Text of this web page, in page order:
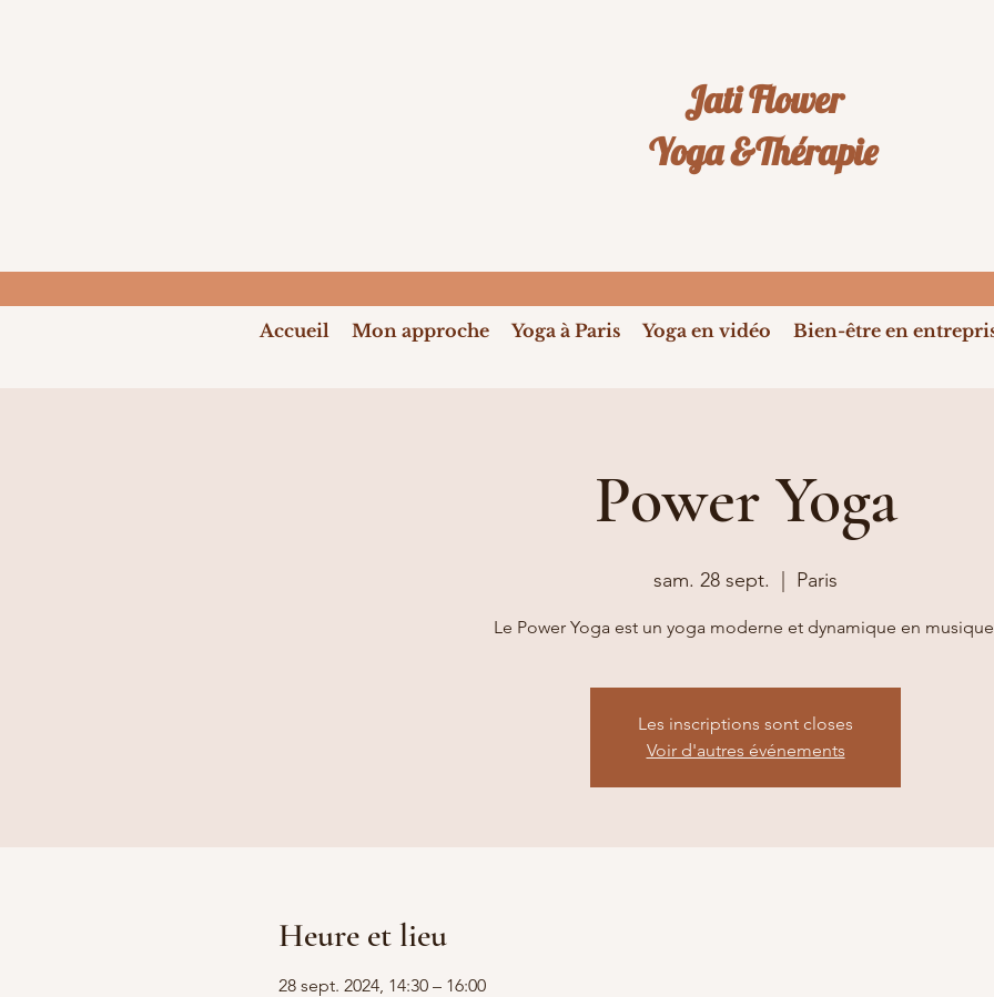
Jati Flower
Yoga &Thérapie
Accueil Mon approche Yoga à Paris Yoga en vidéo Bien-être en
Power Yoga
sam. 28 sept.
  |
Paris
Le Power Yoga est un yoga moderne et dynamique en
Les inscriptions sont closes
Voir d'autres événements
Heure et lieu
28 sept. 2024, 14:30 – 16:00